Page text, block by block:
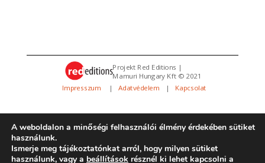
Projekt Red Editions |
Mamuri Hungary Kft © 2021
Impresszum
| Adatvédelem | Kapcsolat
A weboldalon a minőségi felhasználói élmény érdekében sütiket
használunk.
Ismerje meg tájékoztatónkat arról, hogy milyen sütiket
használunk, vagy a beállítások résznél ki lehet kapcsolni a